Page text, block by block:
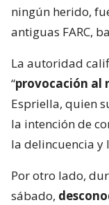
ningún herido,
antiguas FARC,
La autoridad
“provocación al
Espriella, quien
la intención de
la delincuencia y
Por otro lado,
sábado,